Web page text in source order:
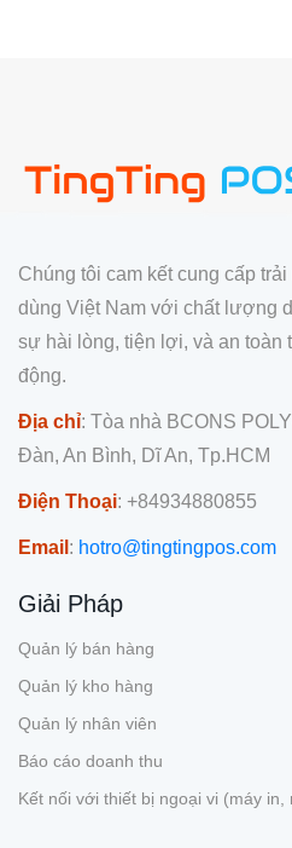
Chúng tôi cam kết cung cấp
dùng Việt Nam với chất lượng
sự hài lòng, tiện lợi, và an toàn
động.
Địa chỉ: Tòa nhà BCONS
Đàn, An Bình, Dĩ An, Tp.HCM
Điện Thoại: +84934880855
Email : hotro@tingtingpos.com
Giải Pháp
Quản lý bán hàng
Quản lý kho hàng
Quản lý nhân viên
Báo cáo doanh thu
Kết nối với thiết bị ngoại vi (máy in,